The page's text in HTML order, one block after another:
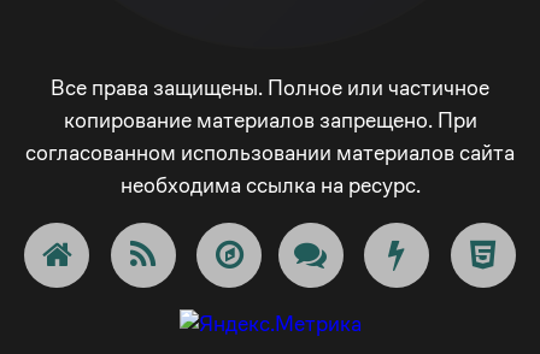
Все права защищены. Полное или частичное
копирование материалов запрещено. При
согласованном использовании материалов сайта
необходима ссылка на ресурс.